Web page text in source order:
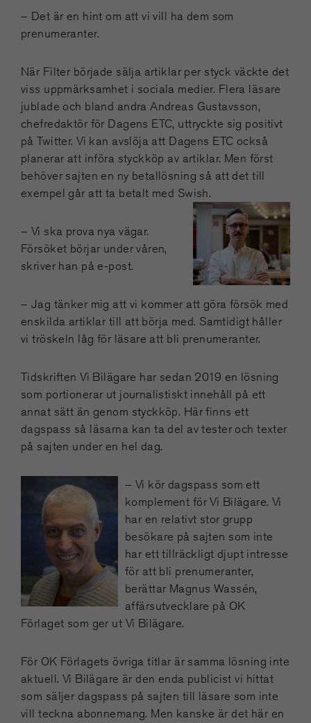
– Det är en hint om att vi vill ha dem som
prenumeranter.
När Filter började sälja artiklar per styck väckte det
viss uppmärksamhet i sociala medier. Flera läsare
jublade och bland andra Andreas Gustavsson,
chefredaktör för Dagens ETC, uttryckte sig positivt
på Twitter. Vi kan avslöja att Dagens ETC också
planerar att införa styckköp av artiklar. Men först
behöver sajten en ny betallösning så att det till
exempel går att ta betalt med Swish.
– Vi ska prova nya vägar.
Försöket börjar under våren,
skriver han på e-post.
– Jag tänker mig att vi kommer att göra försök med
enskilda artiklar till att börja med. Samtidigt håller
vi tröskeln låg för läsare att bli prenumeranter.
Tidskriften Vi Bilägare har sedan 2019 en lösning
som portionerar ut journalistiskt innehåll på ett
annat sätt än genom styckköp. Här finns ett
dagspass så läsarna kan ta del av tester och texter
på sajten under en hel dag.
– Vi kör dagspass som ett
komplement för Vi Bilägare. Vi
har en relativt stor grupp
besökare på sajten som inte
har ett tillräckligt djupt intresse
för att bli prenumeranter,
berättar Magnus Wassén,
affärsutvecklare på OK
Förlaget som ger ut Vi Bilägare.
För OK Förlagets övriga titlar är samma lösning inte
aktuell. Vi Bilägare är den enda publicist vi hittat
som säljer dagspass på sajten till läsare som inte
vill teckna abonnemang. Men kanske är det här en